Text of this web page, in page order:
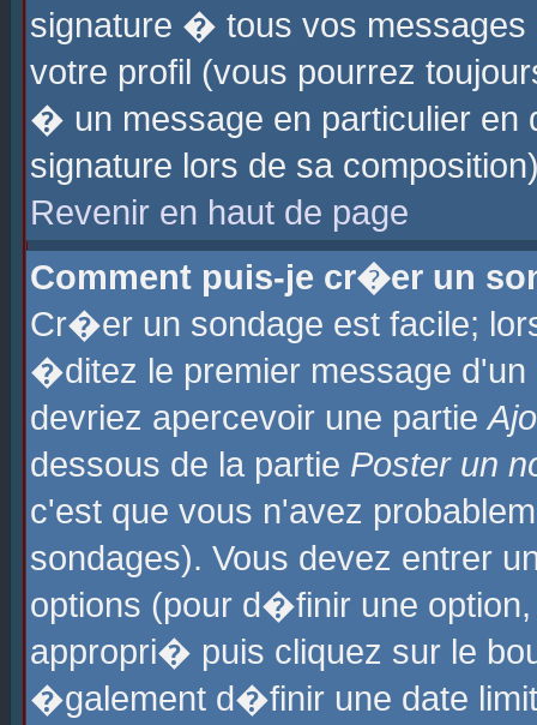
signature � tous vos
votre profil (vous pourrez
� un message en particulier
signature lors de sa
Revenir en haut de page
Comment puis-je cr�er un
Cr�er un sondage est facile;
�ditez le premier message
devriez apercevoir une partie
dessous de la partie Poster un
c'est que vous n'avez
sondages). Vous devez entrer
options (pour d�finir une
appropri� puis cliquez sur le
�galement d�finir une date